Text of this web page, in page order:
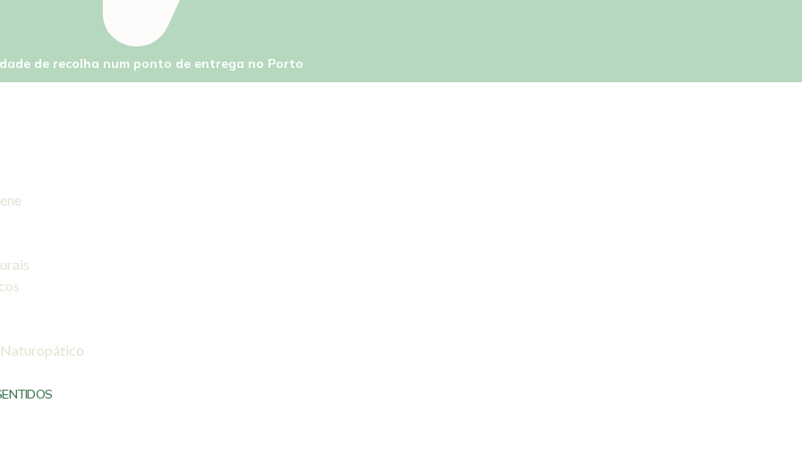
de recolha num ponto de entrega no Porto